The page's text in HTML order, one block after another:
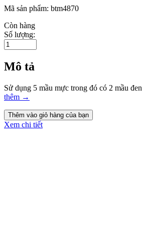
Mã sản phẩm: btm4870
Còn hàng
Số lượng:
Mô tả
Sử dụng 5 mầu mực trong đó có 2 mầu
thêm →
Xem chi tiết